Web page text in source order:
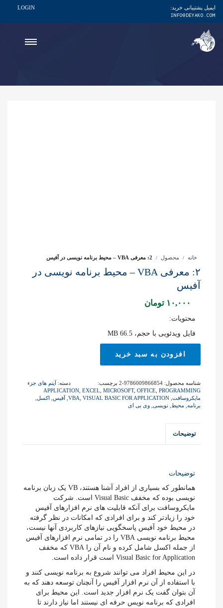
ایمیل پشتیبانی خرید:
INFO@DEYAKO.COM
LOGIN
خانه محصول 2: معرفی VBA – محیط برنامه نویسی در آفیس
۲: معرفی VBA – محیط برنامه نویسی در
آفیس
۱۰,۰۰۰ تومان
محتویات:
فایل ویدئویی با حجم، 66.5 MB
افزودن به سبد خرید
شناسه محصول: 9786009866854-2 دسته: آیتم های جزء
برچسب:
APPLICATION EXCEL MICROSOFT, OFFICE PROGRAMMING
مایکروسافت
VBA VISUAL BASIC FOR APPLICATION آفیس اکسل
برنامه محیط نویسی وی بی ای
توضیحات
توضیحات
همانطور که بسیاری از افراد آشنا هستند، VB یک زبان برنامه
نویسی بوده که مخفف Visual Basic است. شرکت
مایکروسافت برای آنکه قابلیت های نرم افزارهای آفیس
خود را زیادتر کند و برای افرادی که امکانات در نظر گرفته
در محیط خود آفیس پاسخگویی نیازهای کاربردی آنها نیست،
محیط برنامه نویسی VBA را در تمامی نرم افزارهای آفیس
از جمله اکسل شامل کرده و نام آن را VBA که مخفف
Visual Basic for Application است قرار داده است.
در این محیط افراد می توانند شروع به برنامه نویسی کنند و
با استفاده از آن نرم افزار آفیس را آنچنان توسعه دهند که به
آن بتوان گفت یک نرم افزار جدید است. این محیط برای
افرادی که برنامه نویس حرفه ای نیستند اما نیاز دارند تا